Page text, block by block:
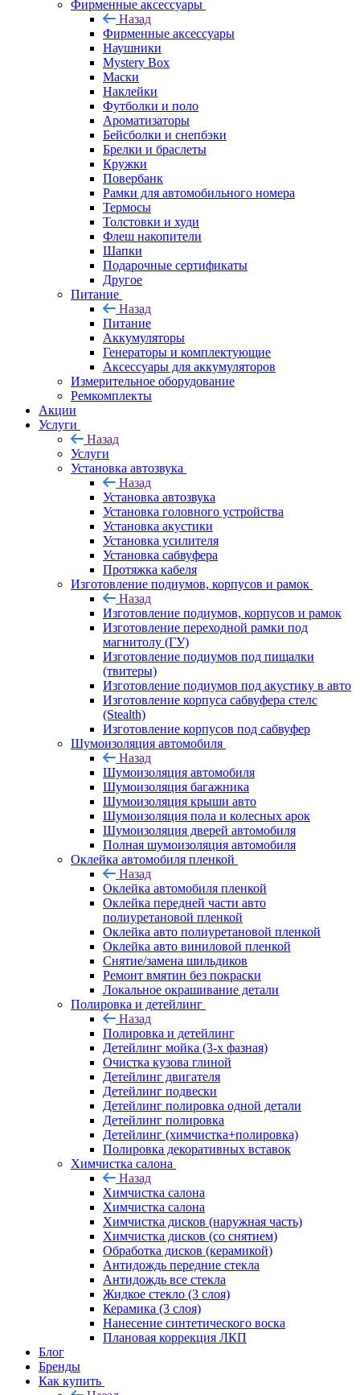
Фирменные аксессуары
Назад
Фирменные аксессуары
Наушники
Mystery Box
Маски
Наклейки
Футболки и поло
Ароматизаторы
Бейсболки и снепбэки
Брелки и браслеты
Кружки
Повербанк
Рамки для автомобильного номера
Термосы
Толстовки и худи
Флеш накопители
Шапки
Подарочные сертификаты
Другое
Питание
Назад
Питание
Аккумуляторы
Генераторы и комплектующие
Аксессуары для аккумуляторов
Измерительное оборудование
Ремкомплекты
Акции
Услуги
Назад
Услуги
Установка автозвука
Назад
Установка автозвука
Установка головного устройства
Установка акустики
Установка усилителя
Установка сабвуфера
Протяжка кабеля
Изготовление подиумов, корпусов и рамок
Назад
Изготовление подиумов, корпусов и рамок
Изготовление переходной рамки под
магнитолу (ГУ)
Изготовление подиумов под пищалки
(твитеры)
Изготовление подиумов под акустику в авто
Изготовление корпуса сабвуфера стелс
(Stealth)
Изготовление корпусов под сабвуфер
Шумоизоляция автомобиля
Назад
Шумоизоляция автомобиля
Шумоизоляция багажника
Шумоизоляция крыши авто
Шумоизоляция пола и колесных арок
Шумоизоляция дверей автомобиля
Полная шумоизоляция автомобиля
Оклейка автомобиля пленкой
Назад
Оклейка автомобиля пленкой
Оклейка передней части авто
полиуретановой пленкой
Оклейка авто полиуретановой пленкой
Оклейка авто виниловой пленкой
Снятие/замена шильдиков
Ремонт вмятин без покраски
Локальное окрашивание детали
Полировка и детейлинг
Назад
Полировка и детейлинг
Детейлинг мойка (3-х фазная)
Очистка кузова глиной
Детейлинг двигателя
Детейлинг подвески
Детейлинг полировка одной детали
Детейлинг полировка
Детейлинг (химчистка+полировка)
Полировка декоративных вставок
Химчистка салона
Назад
Химчистка салона
Химчистка салона
Химчистка дисков (наружная часть)
Химчистка дисков (со снятием)
Обработка дисков (керамикой)
Антидождь передние стекла
Антидождь все стекла
Жидкое стекло (3 слоя)
Керамика (3 слоя)
Нанесение синтетического воска
Плановая коррекция ЛКП
Блог
Бренды
Как купить